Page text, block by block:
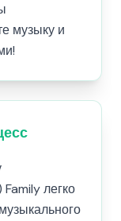
музыку и
легко